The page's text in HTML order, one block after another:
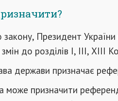
закону, Президент
до розділів І, ІІІ, XIII
держави призначає
може призначити